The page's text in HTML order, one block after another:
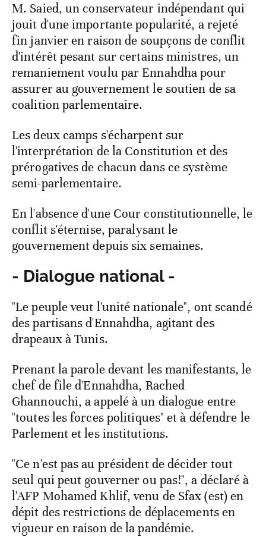
M. Saied, un conservateur indépendant qui
jouit d'une importante popularité, a rejeté
fin janvier en raison de soupçons de conflit
d'intérêt pesant sur certains ministres, un
remaniement voulu par Ennahdha pour
assurer au gouvernement le soutien de sa
coalition parlementaire.
Les deux camps s'écharpent sur
l'interprétation de la Constitution et des
prérogatives de chacun dans ce système
semi-parlementaire.
En l'absence d'une Cour constitutionnelle, le
conflit s'éternise, paralysant le
gouvernement depuis six semaines.
- Dialogue national -
"Le peuple veut l'unité nationale", ont scandé
des partisans d'Ennahdha, agitant des
drapeaux à Tunis.
Prenant la parole devant les manifestants, le
chef de file d'Ennahdha, Rached
Ghannouchi, a appelé à un dialogue entre
"toutes les forces politiques" et à défendre le
Parlement et les institutions.
"Ce n'est pas au président de décider tout
seul qui peut gouverner ou pas!", a déclaré à
l'AFP Mohamed Khlif, venu de Sfax (est) en
dépit des restrictions de déplacements en
vigueur en raison de la pandémie.